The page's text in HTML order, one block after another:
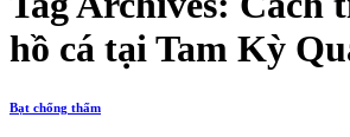
hồ cá tại Tam Kỳ
Bạt chống thấm